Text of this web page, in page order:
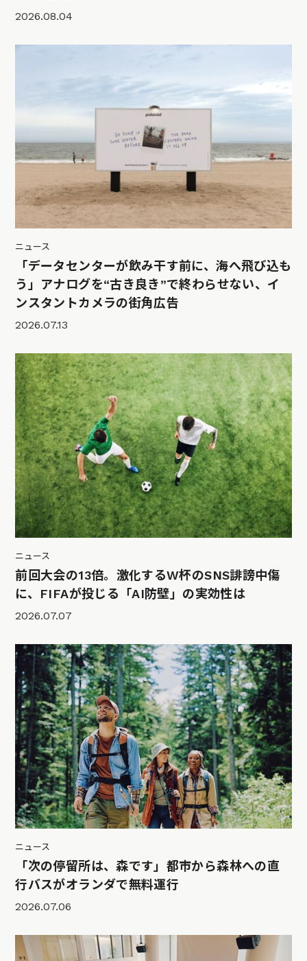
2026.08.04
ニュース
「データセンターが飲み干す前に、海へ飛び込も
う」アナログを“古き良き”で終わらせない、イ
ンスタントカメラの街角広告
2026.07.13
ニュース
前回大会の13倍。激化するW杯のSNS誹謗中傷
に、FIFAが投じる「AI防壁」の実効性は
2026.07.07
ニュース
「次の停留所は、森です」都市から森林への直
行バスがオランダで無料運行
2026.07.06